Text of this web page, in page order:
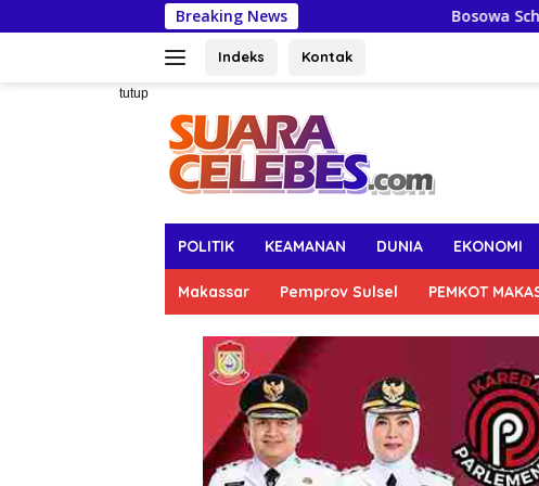
ke
Breaking News Bosowa School
Indeks Kontak
tutup
POLITIK KEAMANAN DUNIA EKONOMI
Makassar Pemprov Sulsel PEMKOT